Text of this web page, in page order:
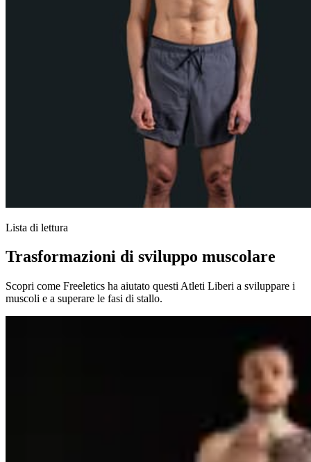
Lista di lettura
Trasformazioni di sviluppo muscolare
Scopri come Freeletics ha aiutato questi Atleti Liberi a sviluppare i
muscoli e a superare le fasi di stallo.